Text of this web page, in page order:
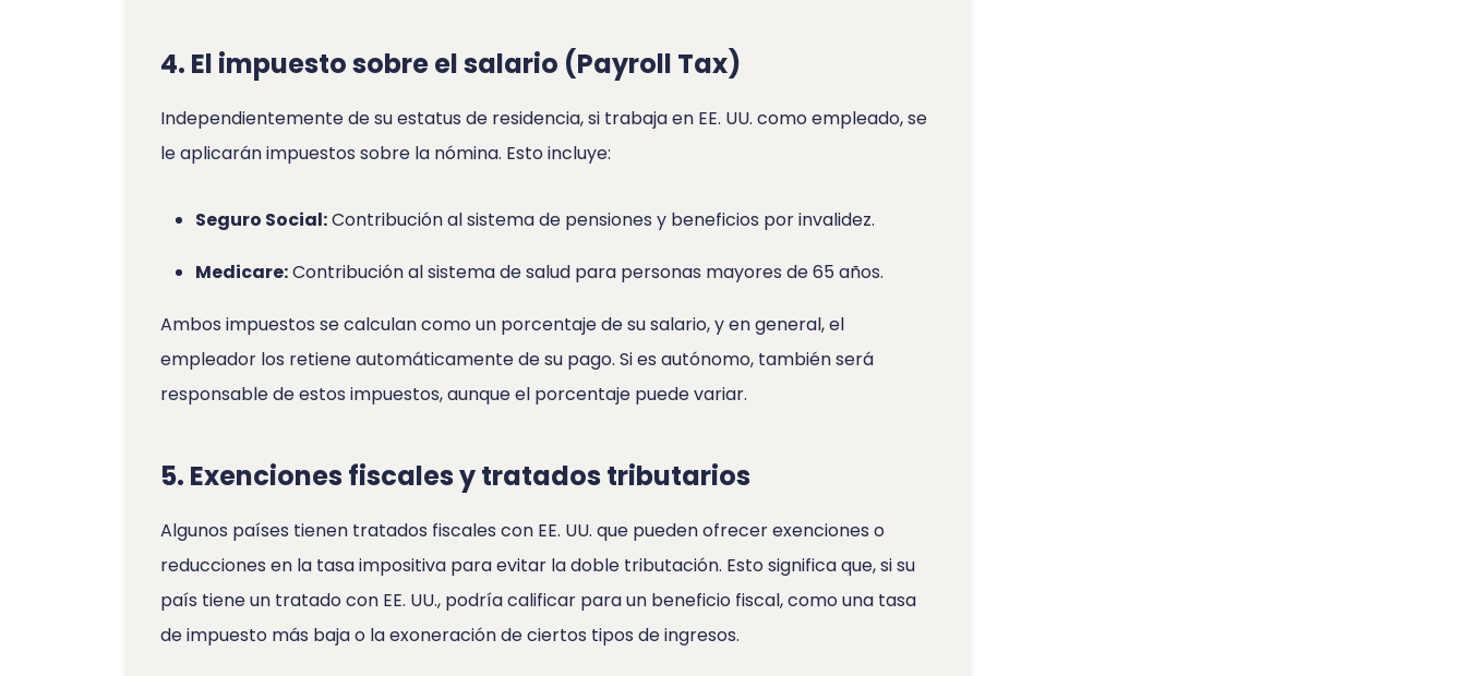
4. El impuesto sobre el salario (Payroll Tax)
Independientemente de su estatus de residencia, si trabaja en EE. UU. como empleado, se
le aplicarán impuestos sobre la nómina. Esto incluye:
Seguro Social:Contribución al sistema de pensiones y beneficios por invalidez.
Medicare:Contribución al sistema de salud para personas mayores de 65 años.
Ambos impuestos se calculan como un porcentaje de su salario, y en general, el
empleador los retiene automáticamente de su pago. Si es autónomo, también será
responsable de estos impuestos, aunque el porcentaje puede variar.
5. Exenciones fiscales y tratados tributarios
Algunos países tienen tratados fiscales con EE. UU. que pueden ofrecer exenciones o
reducciones en la tasa impositiva para evitar la doble tributación. Esto significa que, si su
país tiene un tratado con EE. UU., podría calificar para un beneficio fiscal, como una tasa
de impuesto más baja o la exoneración de ciertos tipos de ingresos.